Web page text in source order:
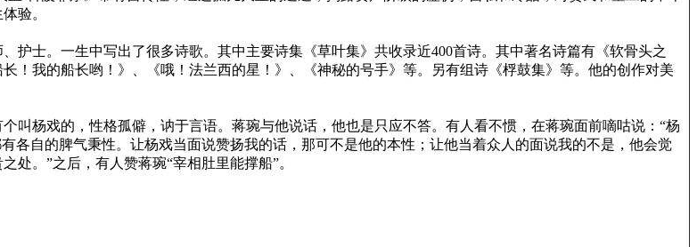
验。
护士。一生中写出了很多诗歌。其中主要诗集《草叶集》共收录近400首诗。其中著名诗篇有《软骨头之
！我的船长哟！》、《哦！法兰西的星！》、《神秘的号手》等。另有组诗《桴鼓集》等。他的创作对美
杨戏的，性格孤僻，讷于言语。蒋琬与他说话，他也是只应不答。有人看不惯，在蒋琬面前嘀咕说：“杨
各自的脾气秉性。让杨戏当面说赞扬我的话，那可不是他的本性；让他当着众人的面说我的不是，他会觉
处。”之后，有人赞蒋琬“宰相肚里能撑船”。